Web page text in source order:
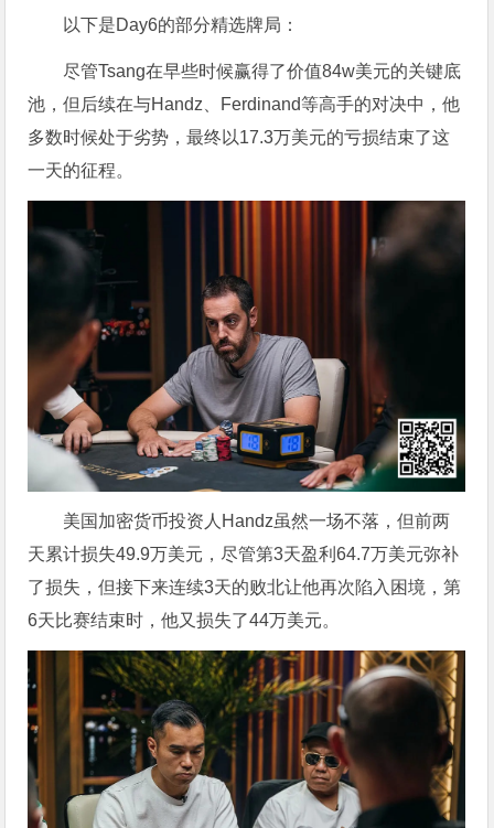
以下是Day6的部分精选牌局：
尽管Tsang在早些时候赢得了价值84w美元的关键底
池，但后续在与Handz、Ferdinand等高手的对决中，他
多数时候处于劣势，最终以17.3万美元的亏损结束了这
一天的征程。
美国加密货币投资人Handz虽然一场不落，但前两
天累计损失49.9万美元，尽管第3天盈利64.7万美元弥补
了损失，但接下来连续3天的败北让他再次陷入困境，第
6天比赛结束时，他又损失了44万美元。